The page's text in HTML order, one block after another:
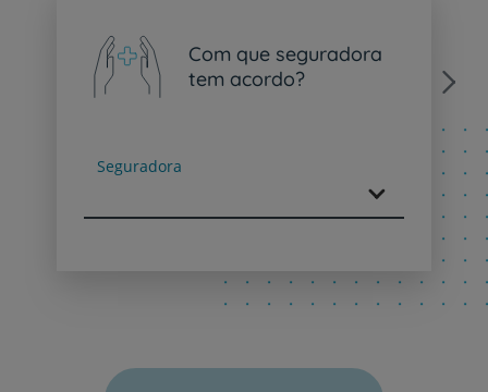
Com que seguradora
tem acordo?
Seguradora
Next